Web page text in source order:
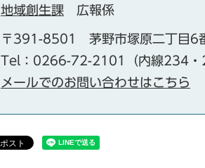
地域創生課 広報係
〒391-8501
茅野市塚原二丁目6
Tel：0266-72-2101（内線234・
メールでのお問い合わせはこちら